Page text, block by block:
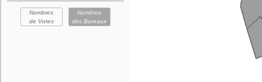
Nombres
de Votes
Numéros
des Bureaux